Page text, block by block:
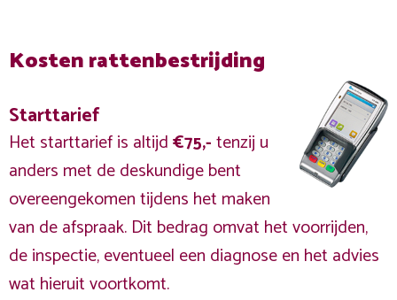
Kosten rattenbestrijding
Starttarief
Het starttarief is altijd€75,-tenzij u
anders met de deskundige bent
overeengekomen tijdens het maken
van de afspraak. Dit bedrag omvat het voorrijden,
de inspectie, eventueel een diagnose en het advies
wat hieruit voortkomt.